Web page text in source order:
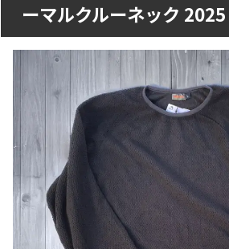
ーマルクルーネック 2025